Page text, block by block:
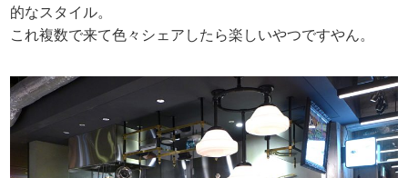
的なスタイル。
これ複数で来て色々シェアしたら楽しいやつですやん。